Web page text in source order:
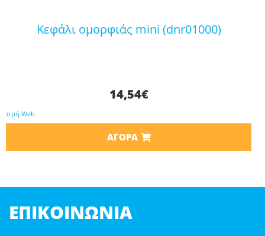
κεφάλι ομορφιάς mini (dnr01000)
14,54€
τιμή Web
ΑΓΟΡΆ
ΕΠΙΚΟΙΝΩΝΊΑ